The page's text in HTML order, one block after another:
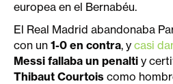
europea en el Bernabéu.
El Real Madrid abandonaba
con un 1-0 en contra, y casi
Messi fallaba un penalti y
Thibaut Courtois como